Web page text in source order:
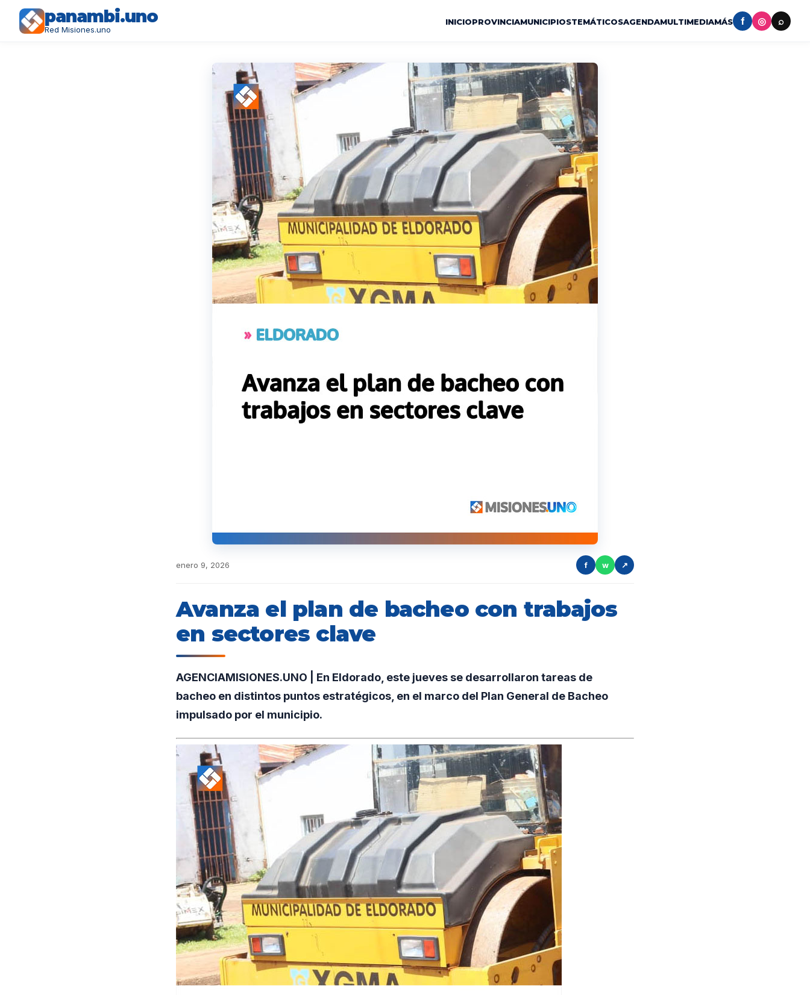
panambi.uno
Red Misiones.uno
INICIOPROVINCIAMUNICIPIOSTEMÁTICOSAGENDAMULTIMEDIAMÁS f ◎ ⌕
enero 9, 2026 f w ↗
Avanza el plan de bacheo con trabajos
en sectores clave
AGENCIAMISIONES.UNO | En Eldorado, este jueves se desarrollaron tareas de
bacheo en distintos puntos estratégicos, en el marco del Plan General de Bacheo
impulsado por el municipio.